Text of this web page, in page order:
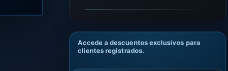
Accede a descuentos exclusivos para
clientes registrados.